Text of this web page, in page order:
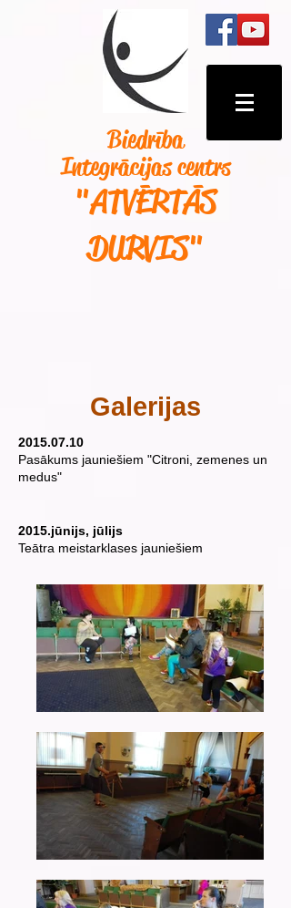
Biedrība
Integrācijas centrs
"ATVĒRTĀS
DURVIS"
Galerijas
2015.07.10
Pasākums jauniešiem "Citroni, zemenes un
medus"
2015.jūnijs, jūlijs
Teātra meistarklases jauniešiem